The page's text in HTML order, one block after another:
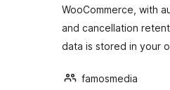
WooCommerce, with
and cancellation
data is stored in your
famosmedia